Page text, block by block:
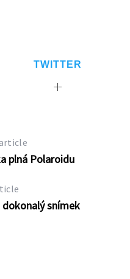
TWITTER
plná Polaroidu
dokonalý snímek